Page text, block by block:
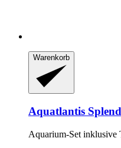
Warenkorb
Aquatlantis
Aquarium-​Set inklusive